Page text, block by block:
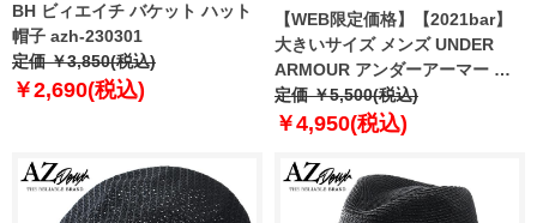
BH ビィエイチ バケット ハット
帽子 azh-230301
定価 ￥3,850(税込)
￥2,690(税込)
【WEB限定価格】【2021bar】
大きいサイズ メンズ UNDER
ARMOUR アンダーアーマー キ
ャップ ビーニー 帽子 USA直輸入
1343149
定価 ￥5,500(税込)
￥4,950(税込)